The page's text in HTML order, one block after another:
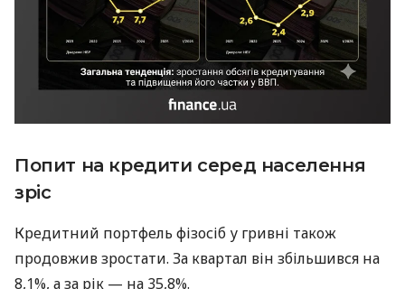
Попит на кредити серед населення
зріс
Кредитний портфель фізосіб у гривні також
продовжив зростати. За квартал він збільшився на
8,1%, а за рік — на 35,8%.